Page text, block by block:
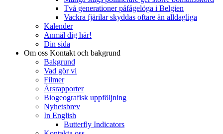
Två generationer påfågelöga i Belgien
Vackra fjärilar skyddas oftare än alldagliga
Kalender
Anmäl dig här!
Din sida
Om oss Kontakt och bakgrund
Bakgrund
Vad gör vi
Filmer
Årsrapporter
Biogeografisk uppföljning
Nyhetsbrev
In English
Butterfly Indicators